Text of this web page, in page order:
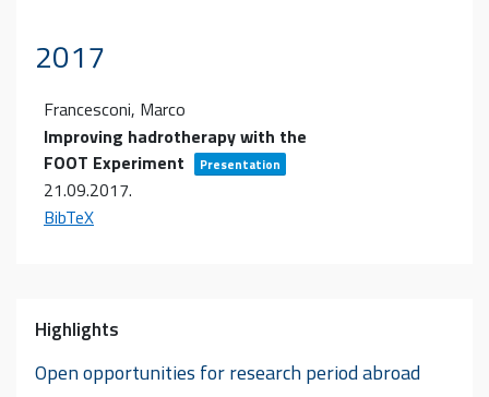
2017
Francesconi, Marco
Improving hadrotherapy with the
FOOT Experiment
Presentation
21.09.2017.
BibTeX
Highlights
Open opportunities for research period abroad